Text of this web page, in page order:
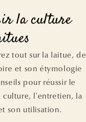
la culture
tout sur la laitue, de
et son étymologie
pour réussir le
culture, l'entretien, la
son utilisation.